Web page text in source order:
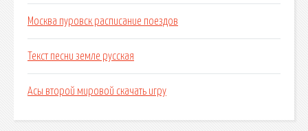
Москва пуровск расписание поездов
Текст песни земле русская
Асы второй мировой скачать игру